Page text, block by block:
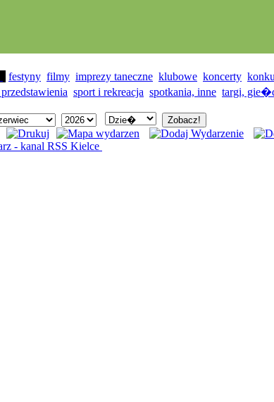
festyny filmy imprezy taneczne klubowe koncerty
sport i rekreacja spotkania, inne targi,